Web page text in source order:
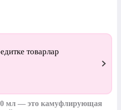
товарлар
мл — это камуфлирующая